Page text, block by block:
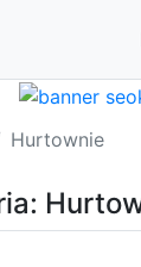
Hurtownie